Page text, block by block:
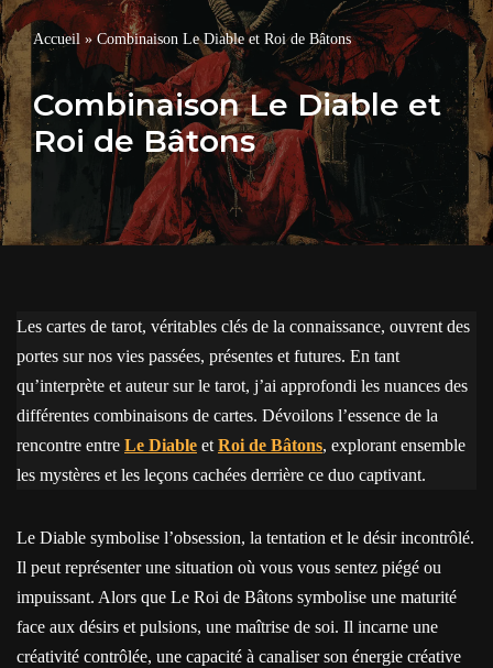
Accueil »Combinaison Le Diable et Roi de Bâtons
Combinaison Le Diable et
Roi de Bâtons
Les cartes de tarot, véritables clés de la connaissance, ouvrent des
portes sur nos vies passées, présentes et futures. En tant
qu’interprète et auteur sur le tarot, j’ai approfondi les nuances des
différentes combinaisons de cartes. Dévoilons l’essence de la
rencontre entre Le Diable et Roi de Bâtons, explorant ensemble
les mystères et les leçons cachées derrière ce duo captivant.
Le Diable symbolise l’obsession, la tentation et le désir incontrôlé.
Il peut représenter une situation où vous vous sentez piégé ou
impuissant. Alors que Le Roi de Bâtons symbolise une maturité
face aux désirs et pulsions, une maîtrise de soi. Il incarne une
créativité contrôlée, une capacité à canaliser son énergie créative